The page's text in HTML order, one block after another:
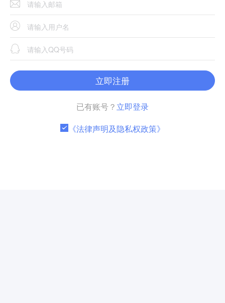
立即注册
已有账号？ 立即登录
《法律声明及隐私权政策》